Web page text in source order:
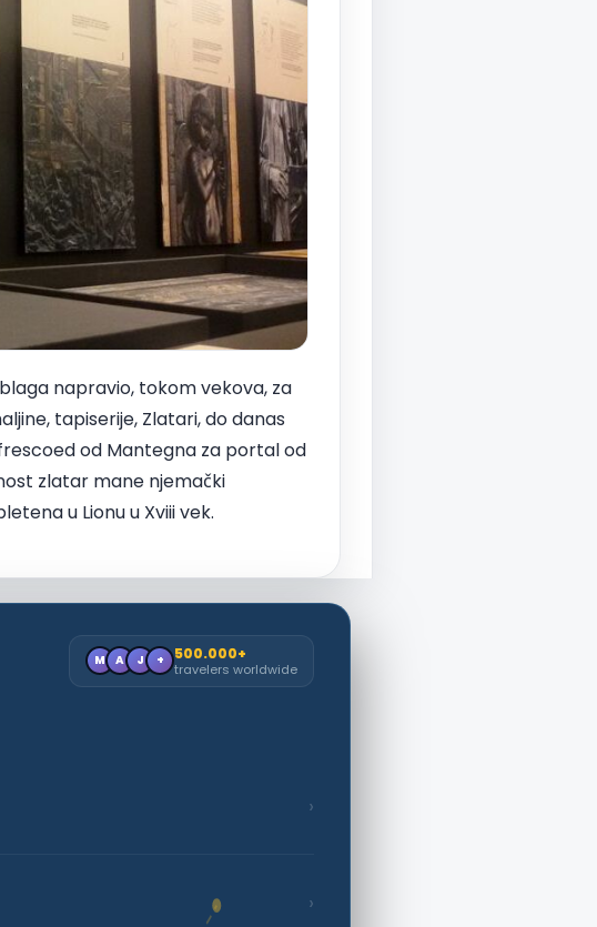
napravio, tokom vekova, za
tapiserije, Zlatari, do danas
od Mantegna za portal od
zlatar mane njemački
u Lionu u Xviii vek.
M A J + 500.000+
travelers worldwide
›
›